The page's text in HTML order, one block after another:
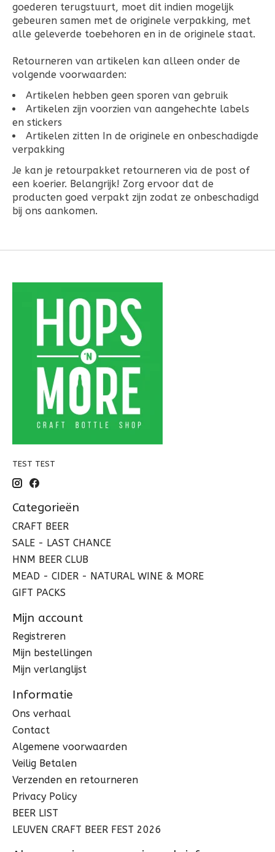
goederen terugstuurt, moet dit indien mogelijk
gebeuren samen met de originele verpakking, met
alle geleverde toebehoren en in de originele staat.
Retourneren van artikelen kan alleen onder de
volgende voorwaarden:
Artikelen hebben geen sporen van gebruik
Artikelen zijn voorzien van aangehechte labels
en stickers
Artikelen zitten In de originele en onbeschadigde
verpakking
Je kan je retourpakket retourneren via de post of
een koerier. Belangrijk! Zorg ervoor dat de
producten goed verpakt zijn zodat ze onbeschadigd
bij ons aankomen.
TEST TEST
Categorieën
CRAFT BEER
SALE - LAST CHANCE
HNM BEER CLUB
MEAD - CIDER - NATURAL WINE & MORE
GIFT PACKS
Mijn account
Registreren
Mijn bestellingen
Mijn verlanglijst
Informatie
Ons verhaal
Contact
Algemene voorwaarden
Veilig Betalen
Verzenden en retourneren
Privacy Policy
BEER LIST
LEUVEN CRAFT BEER FEST 2026